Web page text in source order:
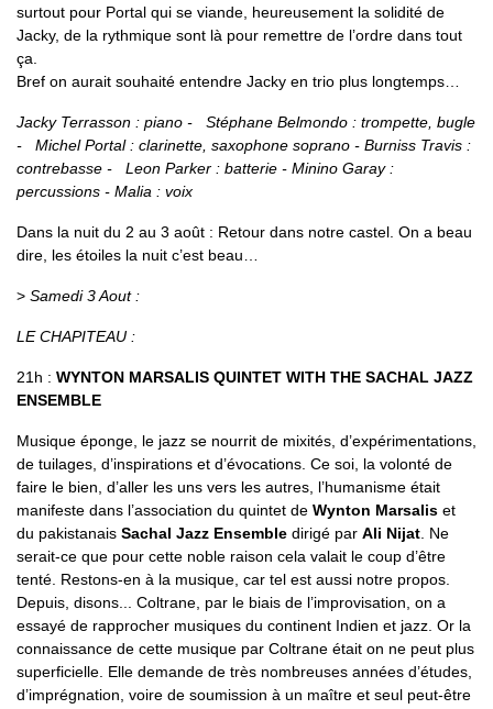
surtout pour Portal qui se viande, heureusement la solidité de
Jacky, de la rythmique sont là pour remettre de l’ordre dans tout
ça.
Bref on aurait souhaité entendre Jacky en trio plus longtemps…
Jacky Terrasson : piano - Stéphane Belmondo : trompette, bugle
- Michel Portal : clarinette, saxophone soprano - Burniss Travis :
contrebasse - Leon Parker : batterie - Minino Garay :
percussions - Malia : voix
Dans la nuit du 2 au 3 août : Retour dans notre castel. On a beau
dire, les étoiles la nuit c’est beau…
> Samedi 3 Aout :
LE CHAPITEAU :
21h : WYNTON MARSALIS QUINTET WITH THE SACHAL JAZZ
ENSEMBLE
Musique éponge, le jazz se nourrit de mixités, d’expérimentations,
de tuilages, d’inspirations et d’évocations. Ce soi, la volonté de
faire le bien, d’aller les uns vers les autres, l’humanisme était
manifeste dans l’association du quintet de Wynton Marsalis et
du pakistanais Sachal Jazz Ensemble dirigé par Ali Nijat . Ne
serait-ce que pour cette noble raison cela valait le coup d’être
tenté. Restons-en à la musique, car tel est aussi notre propos.
Depuis, disons... Coltrane, par le biais de l’improvisation, on a
essayé de rapprocher musiques du continent Indien et jazz. Or la
connaissance de cette musique par Coltrane était on ne peut plus
superficielle. Elle demande de très nombreuses années d’études,
d’imprégnation, voire de soumission à un maître et seul peut-être